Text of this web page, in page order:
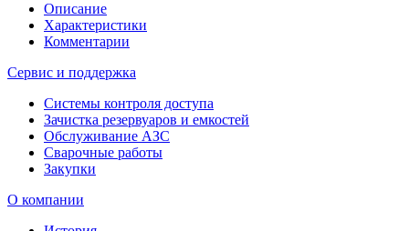
Описание
Характеристики
Комментарии
Сервис и поддержка
Системы контроля доступа
Зачистка резервуаров и емкостей
Обслуживание АЗС
Сварочные работы
Закупки
О компании